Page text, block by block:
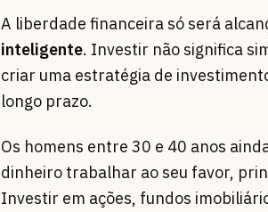
A liberdade financeira só será
inteligente. Investir não significa
criar uma estratégia de
longo prazo.
Os homens entre 30 e 40 anos
dinheiro trabalhar ao seu favor,
Investir em ações, fundos